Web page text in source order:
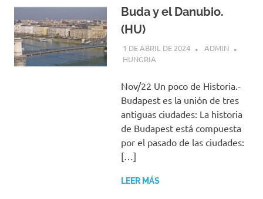
Buda y el Danubio.
(HU)
1 DE ABRIL DE 2024
ADMIN
HUNGRIA
Nov/22 Un poco de Historia.-
Budapest es la unión de tres
antiguas ciudades: La historia
de Budapest está compuesta
por el pasado de las ciudades:
[…]
LEER MÁS